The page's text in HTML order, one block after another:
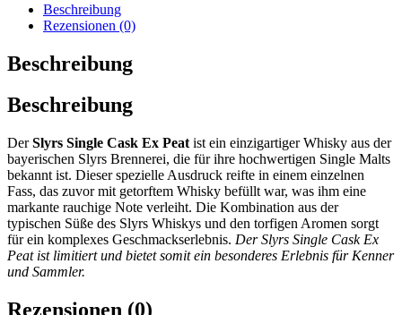
Beschreibung
Rezensionen (0)
Beschreibung
Beschreibung
DerSlyrs Single Cask Ex Peat ist ein einzigartiger Whisky aus der
bayerischen Slyrs Brennerei, die für ihre hochwertigen Single Malts
bekannt ist. Dieser spezielle Ausdruck reifte in einem einzelnen
Fass, das zuvor mit getorftem Whisky befüllt war, was ihm eine
markante rauchige Note verleiht. Die Kombination aus der
typischen Süße des Slyrs Whiskys und den torfigen Aromen sorgt
für ein komplexes Geschmackserlebnis. Der Slyrs Single Cask Ex
Peat ist limitiert und bietet somit ein besonderes Erlebnis für Kenner
und Sammler.
Rezensionen (0)